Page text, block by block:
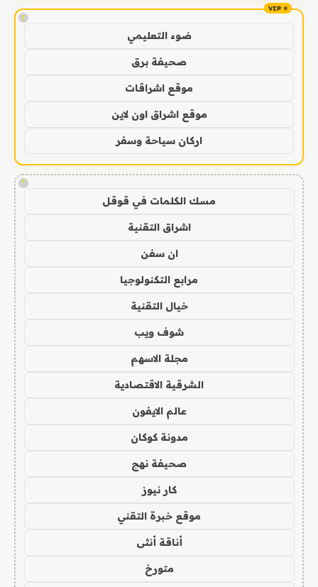
!
ضوء التعليمي
صحيفة برق
موقع اشراقات
موقع اشراق اون لاين
اركان سياحة وسفر
!
مسك الكلمات في قوقل
اشراق التقنية
ان سفن
مرابع التكنولوجيا
خيال التقنية
شوف ويب
مجلة الاسهم
الشرقية الاقتصادية
عالم الايفون
مدونة كوكان
صحيفة نهج
كار نيوز
موقع خبرة التقني
أناقة أنثى
متورخ